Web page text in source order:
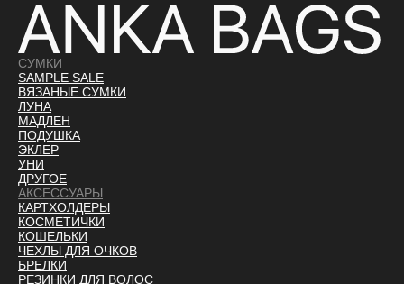
СУМКИ
SAMPLE SALE
ВЯЗАНЫЕ СУМКИ
ЛУНА
МАДЛЕН
ПОДУШКА
ЭКЛЕР
УНИ
ДРУГОЕ
АКСЕССУАРЫ
КАРТХОЛДЕРЫ
КОСМЕТИЧКИ
КОШЕЛЬКИ
ЧЕХЛЫ ДЛЯ ОЧКОВ
БРЕЛКИ
РЕЗИНКИ ДЛЯ ВОЛОС